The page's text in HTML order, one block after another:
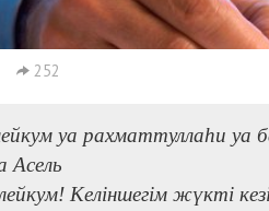
252
уа рахматтуллаһи уа
Асель
Келіншегім жүкті